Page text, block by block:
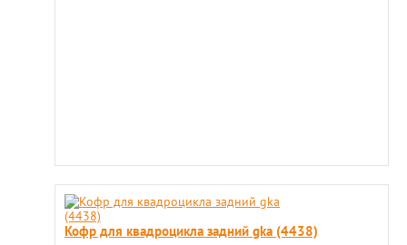
Кофр для квадроцикла задний gka (4438)